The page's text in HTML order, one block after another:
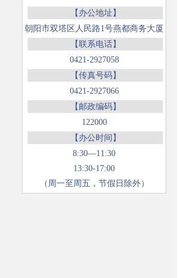
【办公地址】
朝阳市双塔区人民路1号燕都商务大厦
【联系电话】
0421-2927058
【传真号码】
0421-2927066
【邮政编码】
122000
【办公时间】
8:30—11:30
13:30-17:00
（周一至周五，节假日除外）